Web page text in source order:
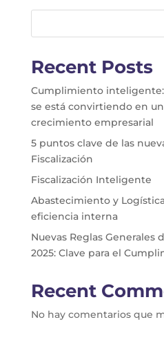
Recent Posts
Cumplimiento
se está convirtiendo en
crecimiento empresarial
5 puntos clave de las
Fiscalización
Fiscalización Inteligente
Abastecimiento y
eficiencia interna
Nuevas Reglas Generales
2025: Clave para el
Recent
No hay comentarios que